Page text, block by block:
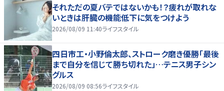
それただの夏バテではないかも！？疲れが取れな
いときは肝臓の機能低下に気をつけよう
2026/08/09 11:40ライフスタイル
四日市工・小野倫太郎、ストローク磨き優勝「最後
まで自分を信じて勝ち切れた」…テニス男子シン
グルス
2026/08/09 08:56ライフスタイル